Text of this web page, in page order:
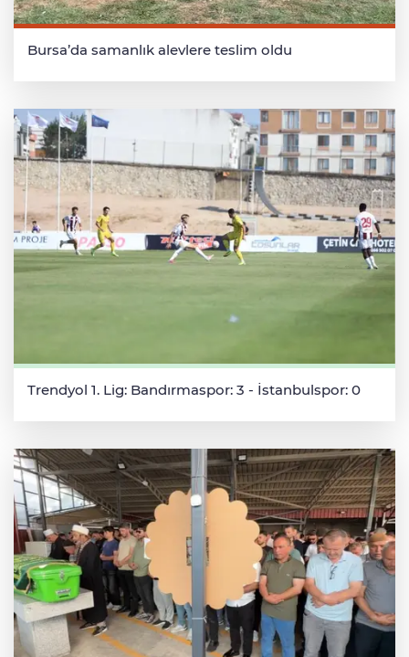
Bursa’da samanlık alevlere teslim oldu
Trendyol 1. Lig: Bandırmaspor: 3 - İstanbulspor: 0